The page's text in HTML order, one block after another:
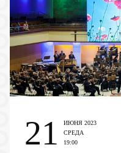
21
ИЮНЯ 2023
СРЕДА
19:00